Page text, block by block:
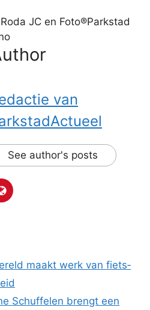
JC en Foto®Parkstad
van
See author's posts
maakt werk van fiets­
Schuffelen brengt een